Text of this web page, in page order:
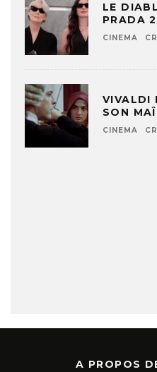
LE
PRADA
CINEMA
VIVALDI
SON
CINEMA
A PROPOS